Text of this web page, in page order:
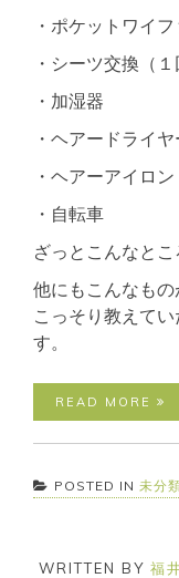
・ポケットワイフ
・シーツ交換（１
・加湿器
・ヘアードライヤ
・ヘアーアイロン
・自転車
ざっとこんなとこ
他にもこんなも
こっそり教えて
す。
READ MORE
POSTED IN 未分
WRITTEN BY 福